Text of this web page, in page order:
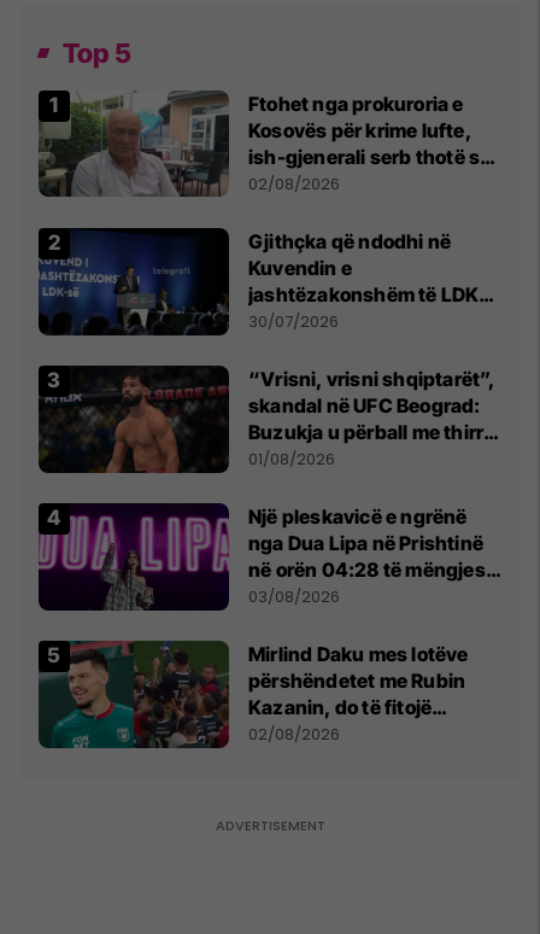
Top 5
Ftohet nga prokuroria e
Kosovës për krime lufte,
ish-gjenerali serb thotë se
dikush e tradhtoi në
02/08/2026
Gjithçka që ndodhi në
Kuvendin e
jashtëzakonshëm të LDK-
së
30/07/2026
“Vrisni, vrisni shqiptarët”,
skandal në UFC Beograd:
Buzukja u përball me thirrje
anti-shqiptare nga
01/08/2026
Një pleskavicë e ngrënë
nga Dua Lipa në Prishtinë
në orën 04:28 të mëngjesit
- dhe bota digjitale serbe
03/08/2026
Mirlind Daku mes lotëve
përshëndetet me Rubin
Kazanin, do të fitojë
miliona te Spartak Moska
02/08/2026